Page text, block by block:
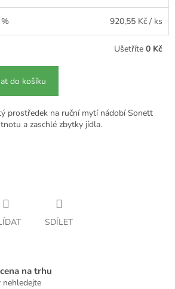
920,55 Kč / ks
Ušetříte 0 Kč
do košíku
prostředek na ruční mytí nádobí Sonett
a zaschlé zbytky jídla.
SDÍLET
na trhu
nehledejte